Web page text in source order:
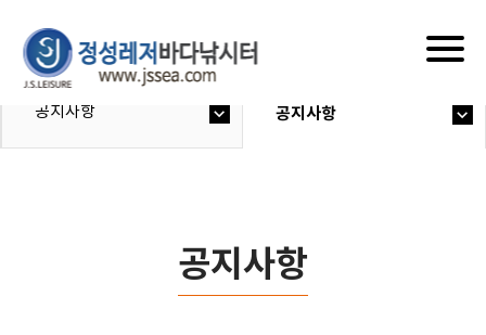
공지사항 공지사항
공지사항